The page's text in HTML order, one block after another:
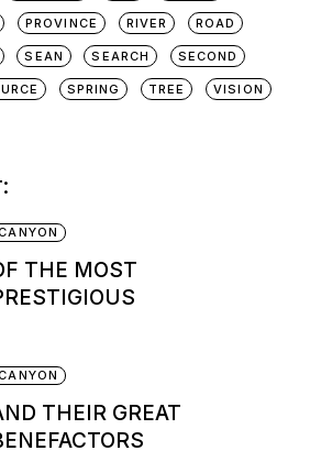
PROVINCE RIVER ROAD
SEAN SEARCH SECOND
SPRING TREE VISION
THE MOST
THEIR GREAT